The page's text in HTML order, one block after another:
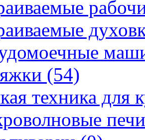
(54)
техника для